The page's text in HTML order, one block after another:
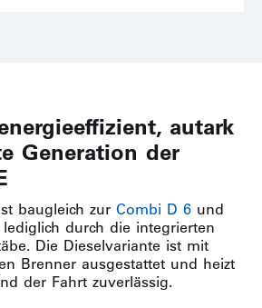
autark
Generation der
baugleich zur Combi D 6 und
durch die integrierten
Die Dieselvariante ist mit
Brenner ausgestattet und heizt
der Fahrt zuverlässig.